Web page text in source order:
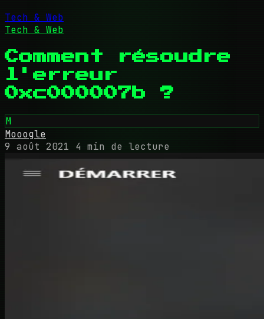
Tech & Web
Tech & Web
Comment résoudre
l'erreur
0xc000007b ?
M
Mooogle
9 août 2021
4 min de lecture